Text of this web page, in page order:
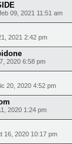
09, 2021 11:51 am
2021 2:42 pm
2020 6:58 pm
20, 2020 4:52 pm
2020 1:24 pm
16, 2020 10:17 pm